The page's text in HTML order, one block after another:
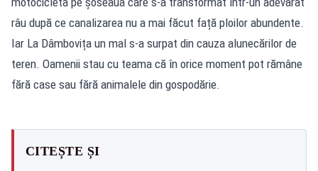
râu după ce canalizarea nu a mai făcut față ploilor abundente.
Iar La Dâmbovița un mal s-a surpat din cauza alunecărilor de
teren. Oamenii stau cu teama că în orice moment pot rămâne
fără case sau fără animalele din gospodărie.
CITEȘTE ȘI